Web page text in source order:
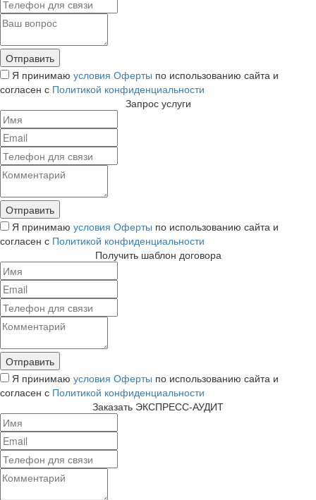
Я принимаю условия Оферты по использованию сайта и
согласен с Политикой конфиденциальности
Запрос услуги
Я принимаю условия Оферты по использованию сайта и
согласен с Политикой конфиденциальности
Получить шаблон договора
Я принимаю условия Оферты по использованию сайта и
согласен с Политикой конфиденциальности
Заказать ЭКСПРЕСС-АУДИТ